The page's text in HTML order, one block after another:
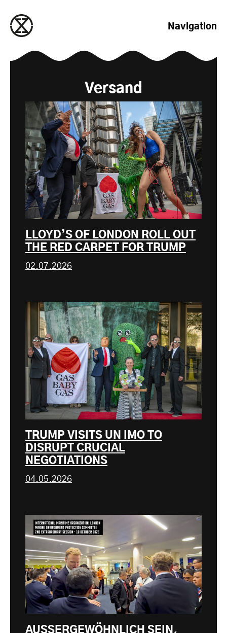
Navigation
Versand
LLOYD’S OF LONDON ROLL OUT
THE RED CARPET FOR TRUMP
02.07.2026
TRUMP VISITS UN IMO TO
DISRUPT CRUCIAL
NEGOTIATIONS
04.05.2026
AUSSERGEWÖHNLICH SEIN,